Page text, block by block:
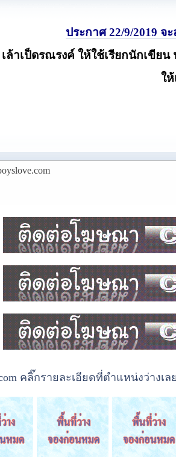
ประกาศ 22/9/2019
เล้าเป็ดรณรงค์ ให้ใช้เรียกนักเขีย
ใ
คลิ๊กรายละเอียดที่ตำแหน่งว่างเล